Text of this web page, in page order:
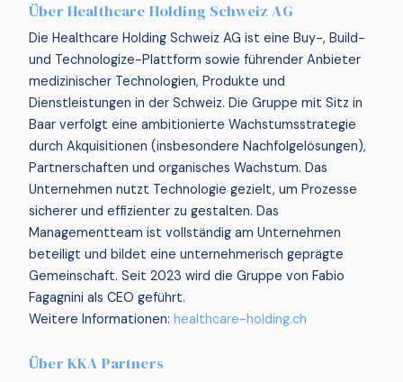
Über Healthcare Holding Schweiz AG
Die Healthcare Holding Schweiz AG ist eine Buy-, Build-
und Technologize-Plattform sowie führender Anbieter
medizinischer Technologien, Produkte und
Dienstleistungen in der Schweiz. Die Gruppe mit Sitz in
Baar verfolgt eine ambitionierte Wachstumsstrategie
durch Akquisitionen (insbesondere Nachfolgelösungen),
Partnerschaften und organisches Wachstum. Das
Unternehmen nutzt Technologie gezielt, um Prozesse
sicherer und effizienter zu gestalten. Das
Managementteam ist vollständig am Unternehmen
beteiligt und bildet eine unternehmerisch geprägte
Gemeinschaft. Seit 2023 wird die Gruppe von Fabio
Fagagnini als CEO geführt.
Weitere Informationen: healthcare-holding.ch
Über KKA Partners